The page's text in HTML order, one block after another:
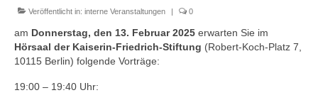
Aktuelles
Veranstaltungen
Interne Veranstaltungen
Veröffentlicht in: interne Veranstaltungen | 0
am Donnerstag, den 13. Februar 2025 erwarten Sie im
Hörsaal der Kaiserin-Friedrich-Stiftung (Robert-Koch-Platz 7,
10115 Berlin) folgende Vorträge:
19:00 – 19:40 Uhr: